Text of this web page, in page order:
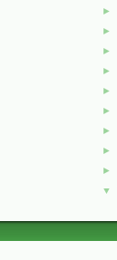
►
►
►
►
►
►
►
►
►
▼